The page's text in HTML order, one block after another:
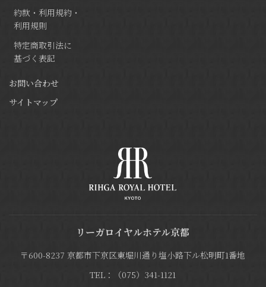
約款・利用規約・
利用規則
特定商取引法に
基づく表記
お問い合わせ
サイトマップ
リーガロイヤルホテル京都
〒600-8237 京都市下京区東堀川通り塩小路下ル松明町1番地
TEL：（075）341-1121